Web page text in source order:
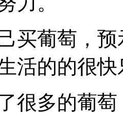
买葡萄，
活的的很
很多的葡